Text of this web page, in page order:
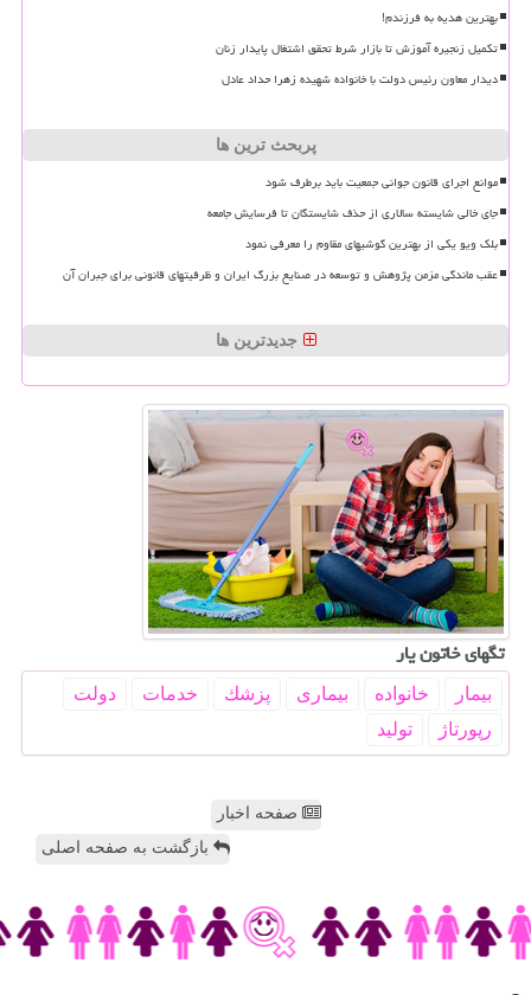
بهترین هدیه به فرزندم!
تکمیل زنجیره آموزش تا بازار شرط تحقق اشتغال پایدار زنان
دیدار معاون رئیس دولت با خانواده شهیده زهرا حداد عادل
پربحث ترین ها
موانع اجرای قانون جوانی جمعیت باید برطرف شود
جای خالی شایسته سالاری از حذف شایستگان تا فرسایش جامعه
بلک ویو یکی از بهترین گوشیهای مقاوم را معرفی نمود
عقب ماندگی مزمن پژوهش و توسعه در صنایع بزرگ ایران و ظرفیتهای قانونی برای جبران آن
جدیدترین ها
تگهای خاتون یار
بیمار خانواده بیماری پزشك خدمات
دولت
رپورتاژ
تولید
صفحه اخبار
بازگشت به صفحه اصلی